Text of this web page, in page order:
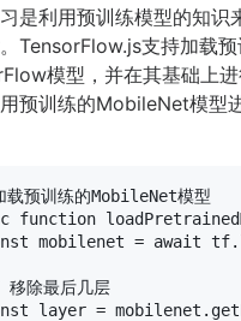
是利用预训练模型的知识
TensorFlow.js支持加载
模型，并在其基础上
预训练的MobileNet模型
预训练的MobileNet模型
function
mobilenet = await tf.
除最后几层
layer = mobilenet.